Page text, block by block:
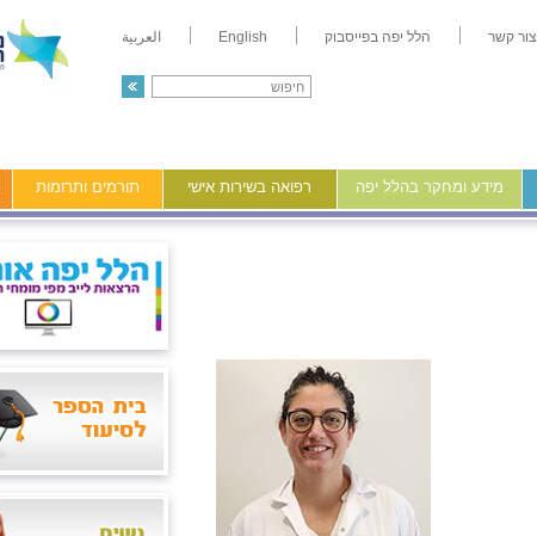
צור קשר הלל יפה בפייסבוק English العربية
מידע ומחקר בהלל יפה רפואה בשירות אישי תורמים ותרומות